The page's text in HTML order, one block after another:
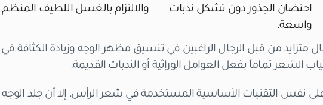
احتضان الجذور دون تشكل ندبات
واسعة.
والالتزام بالغسل اللطيف المنظم.
متزايد من قبل الرجال الراغبين في تنسيق مظهر الوجه وزيادة الكثافة في
الشعر تماماً بفعل العوامل الوراثية أو الندبات القديمة.
نفس التقنيات الأساسية المستخدمة في شعر الرأس، إلا أن جلد الوجه